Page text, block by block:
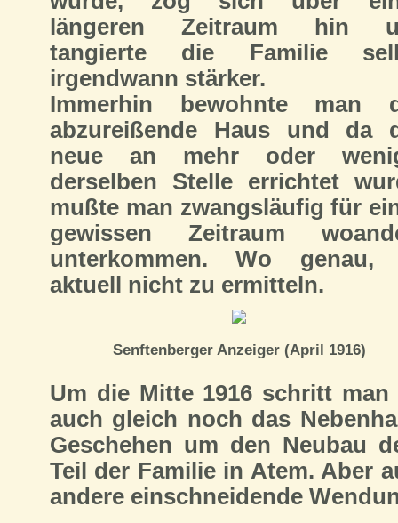
längeren Zeitraum hin
tangierte die Familie
irgendwann stärker.
Immerhin bewohnte man
abzureißende Haus und da
neue an mehr oder
derselben Stelle errichtet
mußte man zwangsläufig für
gewissen Zeitraum
unterkommen. Wo genau,
aktuell nicht zu ermitteln.
Senftenberger Anzeiger (April 1916)
Um die Mitte 1916 schritt
auch gleich noch das
Geschehen um den Neubau
Teil der Familie in Atem. Aber
andere einschneidende